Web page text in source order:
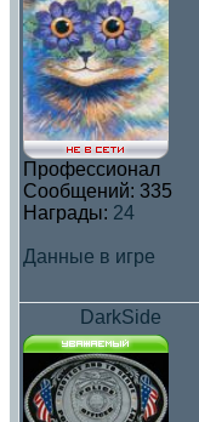
Профессионал
Сообщений: 335
Награды: 24
Данные в игре
DarkSide